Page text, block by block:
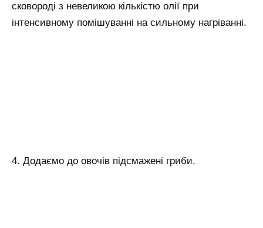
сковороді з невеликою кількістю олії при
інтенсивному помішуванні на сильному нагріванні.
4. Додаємо до овочів підсмажені гриби.